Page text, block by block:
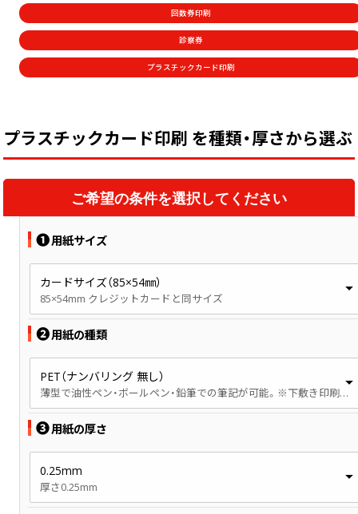
回数券印刷
診察券
プラスチックカード印刷
プラスチックカード印刷 を種類・厚さから選ぶ
ご希望の条件を選択してください
❶用紙サイズ
カードサイズ（85×54㎜）
85×54mm クレジットカードと同サイズ
❷用紙の種類
PET（ナンバリング 無し）
薄型で油性ペン・ボールペン・鉛筆での筆記が可能。※下敷き印刷の場合はラミネート致しますので筆記は不可となります。
❸用紙の厚さ
0.25mm
厚さ0.25mm